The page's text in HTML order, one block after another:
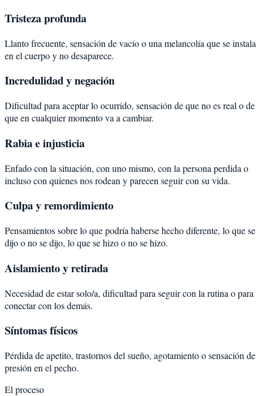
Tristeza profunda
Llanto frecuente, sensación de vacío o una melancolía que se instala
en el cuerpo y no desaparece.
Incredulidad y negación
Dificultad para aceptar lo ocurrido, sensación de que no es real o de
que en cualquier momento va a cambiar.
Rabia e injusticia
Enfado con la situación, con uno mismo, con la persona perdida o
incluso con quienes nos rodean y parecen seguir con su vida.
Culpa y remordimiento
Pensamientos sobre lo que podría haberse hecho diferente, lo que se
dijo o no se dijo, lo que se hizo o no se hizo.
Aislamiento y retirada
Necesidad de estar solo/a, dificultad para seguir con la rutina o para
conectar con los demás.
Síntomas físicos
Pérdida de apetito, trastornos del sueño, agotamiento o sensación de
presión en el pecho.
El proceso